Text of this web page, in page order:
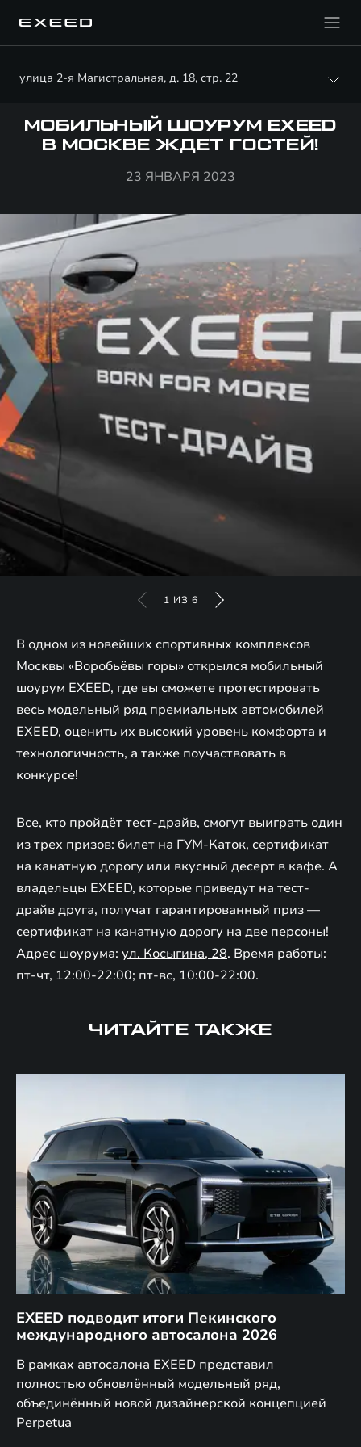
улица 2-я Магистральная, д. 18, стр. 22
МОБИЛЬНЫЙ ШОУРУМ EXEED
В МОСКВЕ ЖДЕТ ГОСТЕЙ!
23 ЯНВАРЯ 2023
1 ИЗ 6
В одном из новейших спортивных комплексов
Москвы «Воробьёвы горы» открылся мобильный
шоурум EXEED, где вы сможете протестировать
весь модельный ряд премиальных автомобилей
EXEED, оценить их высокий уровень комфорта и
технологичность, а также поучаствовать в
конкурсе!
Все, кто пройдёт тест-драйв, смогут выиграть один
из трех призов: билет на ГУМ-Каток, сертификат
на канатную дорогу или вкусный десерт в кафе. А
владельцы EXEED, которые приведут на тест-
драйв друга, получат гарантированный приз —
сертификат на канатную дорогу на две персоны!
Адрес шоурума: ул. Косыгина, 28. Время работы:
пт-чт, 12:00-22:00; пт-вс, 10:00-22:00.
ЧИТАЙТЕ ТАКЖЕ
EXEED подводит итоги Пекинского
международного автосалона 2026
В рамках автосалона EXEED представил
полностью обновлённый модельный ряд,
объединённый новой дизайнерской концепцией
Perpetua